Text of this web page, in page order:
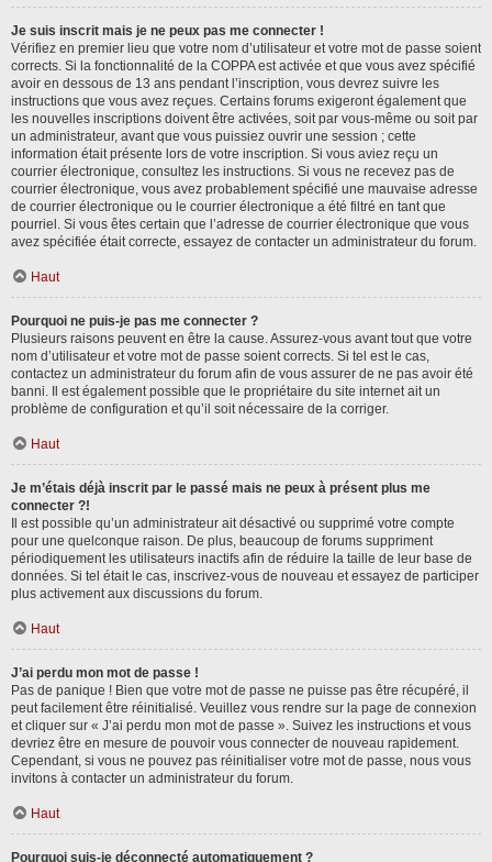
Je suis inscrit mais je ne peux pas me connecter !
Vérifiez en premier lieu que votre nom d’utilisateur et votre mot de passe soient
corrects. Si la fonctionnalité de la COPPA est activée et que vous avez spécifié
avoir en dessous de 13 ans pendant l’inscription, vous devrez suivre les
instructions que vous avez reçues. Certains forums exigeront également que
les nouvelles inscriptions doivent être activées, soit par vous-même ou soit par
un administrateur, avant que vous puissiez ouvrir une session ; cette
information était présente lors de votre inscription. Si vous aviez reçu un
courrier électronique, consultez les instructions. Si vous ne recevez pas de
courrier électronique, vous avez probablement spécifié une mauvaise adresse
de courrier électronique ou le courrier électronique a été filtré en tant que
pourriel. Si vous êtes certain que l’adresse de courrier électronique que vous
avez spécifiée était correcte, essayez de contacter un administrateur du forum.
Haut
Pourquoi ne puis-je pas me connecter ?
Plusieurs raisons peuvent en être la cause. Assurez-vous avant tout que votre
nom d’utilisateur et votre mot de passe soient corrects. Si tel est le cas,
contactez un administrateur du forum afin de vous assurer de ne pas avoir été
banni. Il est également possible que le propriétaire du site internet ait un
problème de configuration et qu’il soit nécessaire de la corriger.
Haut
Je m’étais déjà inscrit par le passé mais ne peux à présent plus me
connecter ?!
Il est possible qu’un administrateur ait désactivé ou supprimé votre compte
pour une quelconque raison. De plus, beaucoup de forums suppriment
périodiquement les utilisateurs inactifs afin de réduire la taille de leur base de
données. Si tel était le cas, inscrivez-vous de nouveau et essayez de participer
plus activement aux discussions du forum.
Haut
J’ai perdu mon mot de passe !
Pas de panique ! Bien que votre mot de passe ne puisse pas être récupéré, il
peut facilement être réinitialisé. Veuillez vous rendre sur la page de connexion
et cliquer sur « J’ai perdu mon mot de passe ». Suivez les instructions et vous
devriez être en mesure de pouvoir vous connecter de nouveau rapidement.
Cependant, si vous ne pouvez pas réinitialiser votre mot de passe, nous vous
invitons à contacter un administrateur du forum.
Haut
Pourquoi suis-je déconnecté automatiquement ?